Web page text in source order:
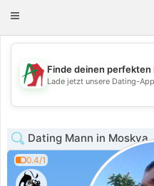
Toggle
💖
💕
Finde deinen perfekten
Lade jetzt unsere Dating-
Dating Mann in Moskva
0.4/1